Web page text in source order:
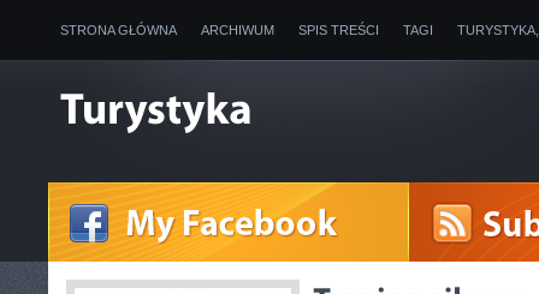
STRONA GŁÓWNA ARCHIWUM SPIS TREŚCI TAGI